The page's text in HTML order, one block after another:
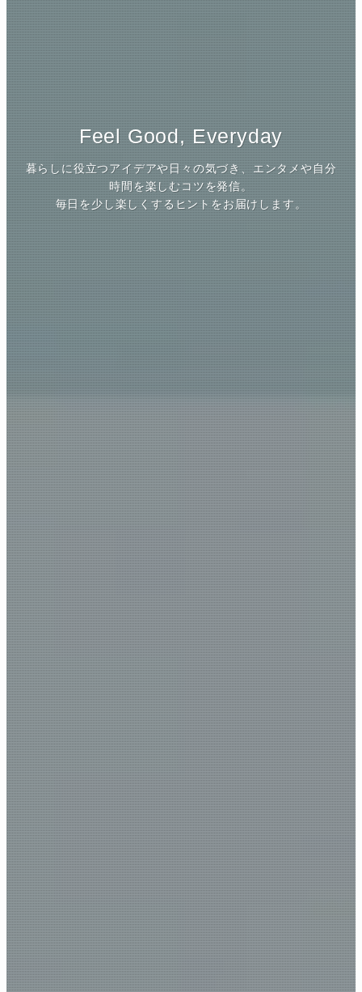
Feel Good, Everyday
暮らしに役立つアイデアや日々の気づき、エンタメや自分
時間を楽しむコツを発信。
毎日を少し楽しくするヒントをお届けします。